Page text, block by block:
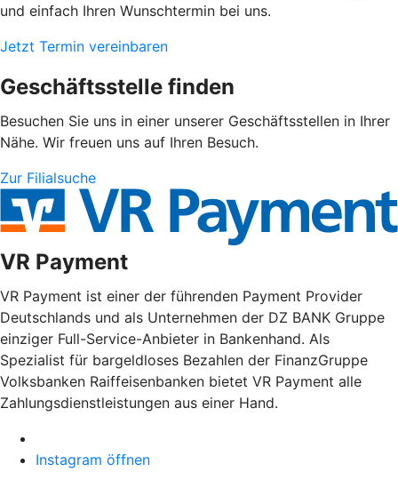
und einfach Ihren Wunschtermin bei uns.
Jetzt Termin vereinbaren
Geschäftsstelle finden
Besuchen Sie uns in einer unserer Geschäftsstellen in Ihrer
Nähe. Wir freuen uns auf Ihren Besuch.
Zur Filialsuche
VR Payment
VR Payment ist einer der führenden Payment Provider
Deutschlands und als Unternehmen der DZ BANK Gruppe
einziger Full-Service-Anbieter in Bankenhand. Als
Spezialist für bargeldloses Bezahlen der FinanzGruppe
Volksbanken Raiffeisenbanken bietet VR Payment alle
Zahlungsdienstleistungen aus einer Hand.
Instagram öffnen